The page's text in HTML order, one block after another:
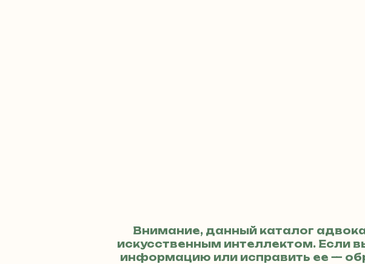
Внимание, данный каталог
искусственным интеллектом. Если
информацию или исправить ее —